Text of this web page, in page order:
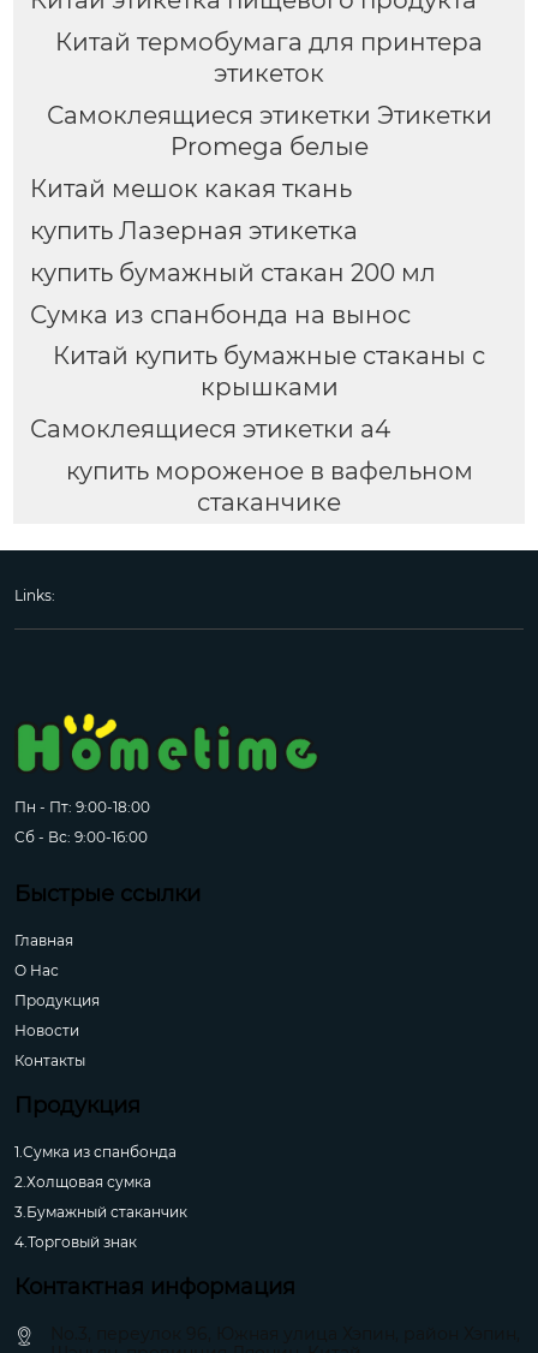
Китай термобумага для принтера
этикеток
Самоклеящиеся этикетки Этикетки
Promega белые
Китай мешок какая ткань
купить Лазерная этикетка
купить бумажный стакан 200 мл
Сумка из спанбонда на вынос
Китай купить бумажные стаканы с
крышками
Самоклеящиеся этикетки a4
купить мороженое в вафельном
стаканчике
Links:
Пн - Пт: 9:00-18:00
Сб - Вс: 9:00-16:00
Быстрые ссылки
Главная
О Hас
Продукция
Новости
Контакты
Продукция
1.Сумка из спанбонда
2.Холщовая сумка
3.Бумажный стаканчик
4.Торговый знак
Контактная информация